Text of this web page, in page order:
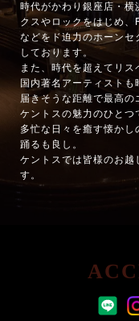
時代がかわり銀座店・横
クスやロックをはじめ
などをド迫力のホーンセ
しております。
また、時代を超えてリ
国内著名アーティスト
届きそうな距離で最高の
ケントスの魅力のひとつ
多忙な日々を癒す懐かし
踊るも良し。
ケントスでは皆様のお越
す。